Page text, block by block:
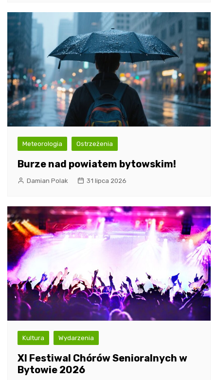
Meteorologia Ostrzeżenia
Burze nad powiatem bytowskim!
Damian Polak 31 lipca 2026
Kultura Wydarzenia
XI Festiwal Chórów Senioralnych w
Bytowie 2026